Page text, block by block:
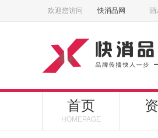
欢迎您访问 快消品网 酒
首页
HOMEPAGE